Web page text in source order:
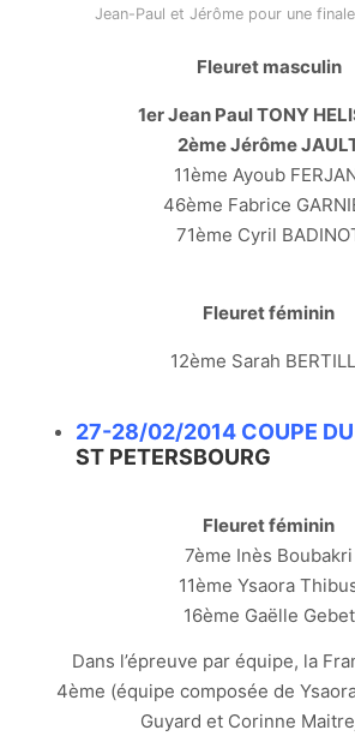
Jean-Paul et Jérôme pour une finale
Fleuret masculin
1er Jean Paul TONY
2ème Jérôme
11ème Ayoub
46ème Fabrice
71ème Cyril
Fleuret féminin
12ème Sarah
27-28/02/2014 COUPE DU
ST PETERSBOURG
Fleuret féminin
7ème Inès Boubakri
11ème Ysaora
16ème Gaëlle Gebet
Dans l’épreuve par équipe, la
4ème (équipe composée de
Guyard et Corinne